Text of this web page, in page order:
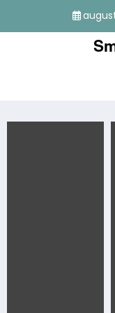
indhold
At
Brug